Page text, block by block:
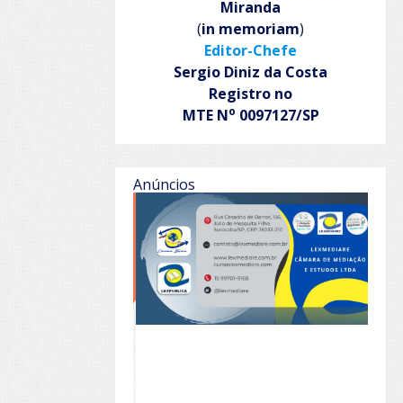
Miranda
(in memoriam)
Editor-Chefe
Sergio Diniz da Costa
Registro no
MTE No 0097127/SP
Anúncios